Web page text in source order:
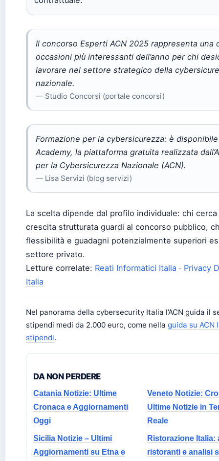
Il concorso Esperti ACN 2025 rappresenta una
occasioni più interessanti dell’anno per chi
lavorare nel settore strategico della
nazionale.
— Studio Concorsi (portale concorsi)
Formazione per la cybersicurezza: è
Academy, la piattaforma gratuita realizzata
per la Cybersicurezza Nazionale (ACN).
— Lisa Servizi (blog servizi)
La scelta dipende dal profilo individuale: chi
crescita strutturata guardi al concorso pubblico,
flessibilità e guadagni potenzialmente superiori
settore privato.
Letture correlate: Reati Informatici Italia · Privacy
Italia
Nel panorama della cybersecurity Italia l’ACN guida il
stipendi medi da 2.000 euro, come nella guida su ACN
stipendi.
DA NON PERDERE
Catania Notizie: Ultime
Cronaca e Aggiornamenti
Oggi
Veneto Notizie:
Ultime Notizie in
Reale
Sicilia Notizie – Ultimi
Aggiornamenti su Etna e
Ristorazione Italia:
ristoranti e analisi